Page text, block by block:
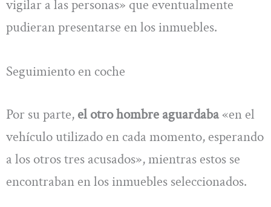
vigilar a las personas» que eventualmente
pudieran presentarse en los inmuebles.
Seguimiento en coche
Por su parte, el otro hombre aguardaba«en el
vehículo utilizado en cada momento, esperando
a los otros tres acusados», mientras estos se
encontraban en los inmuebles seleccionados.